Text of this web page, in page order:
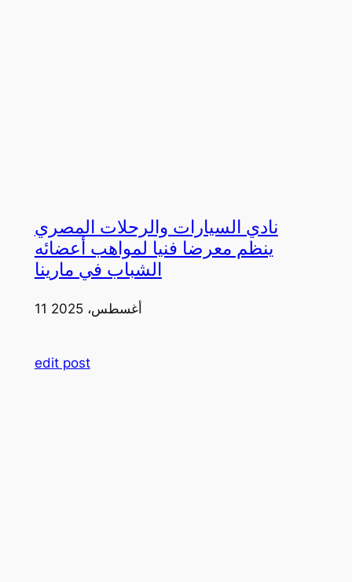
نادي السيارات والرحلات المصري
ينظم معرضا فنيا لمواهب أعضائه
الشباب في مارينا
11 أغسطس، 2025
edit post